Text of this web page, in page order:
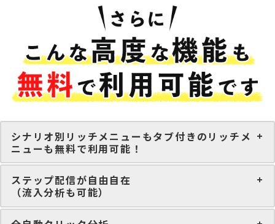
シナリオ別リッチメニューもタブ付きのリッチメ
ニューも無料で利用可能！
ステップ配信が自由自在
（流入分析も可能）